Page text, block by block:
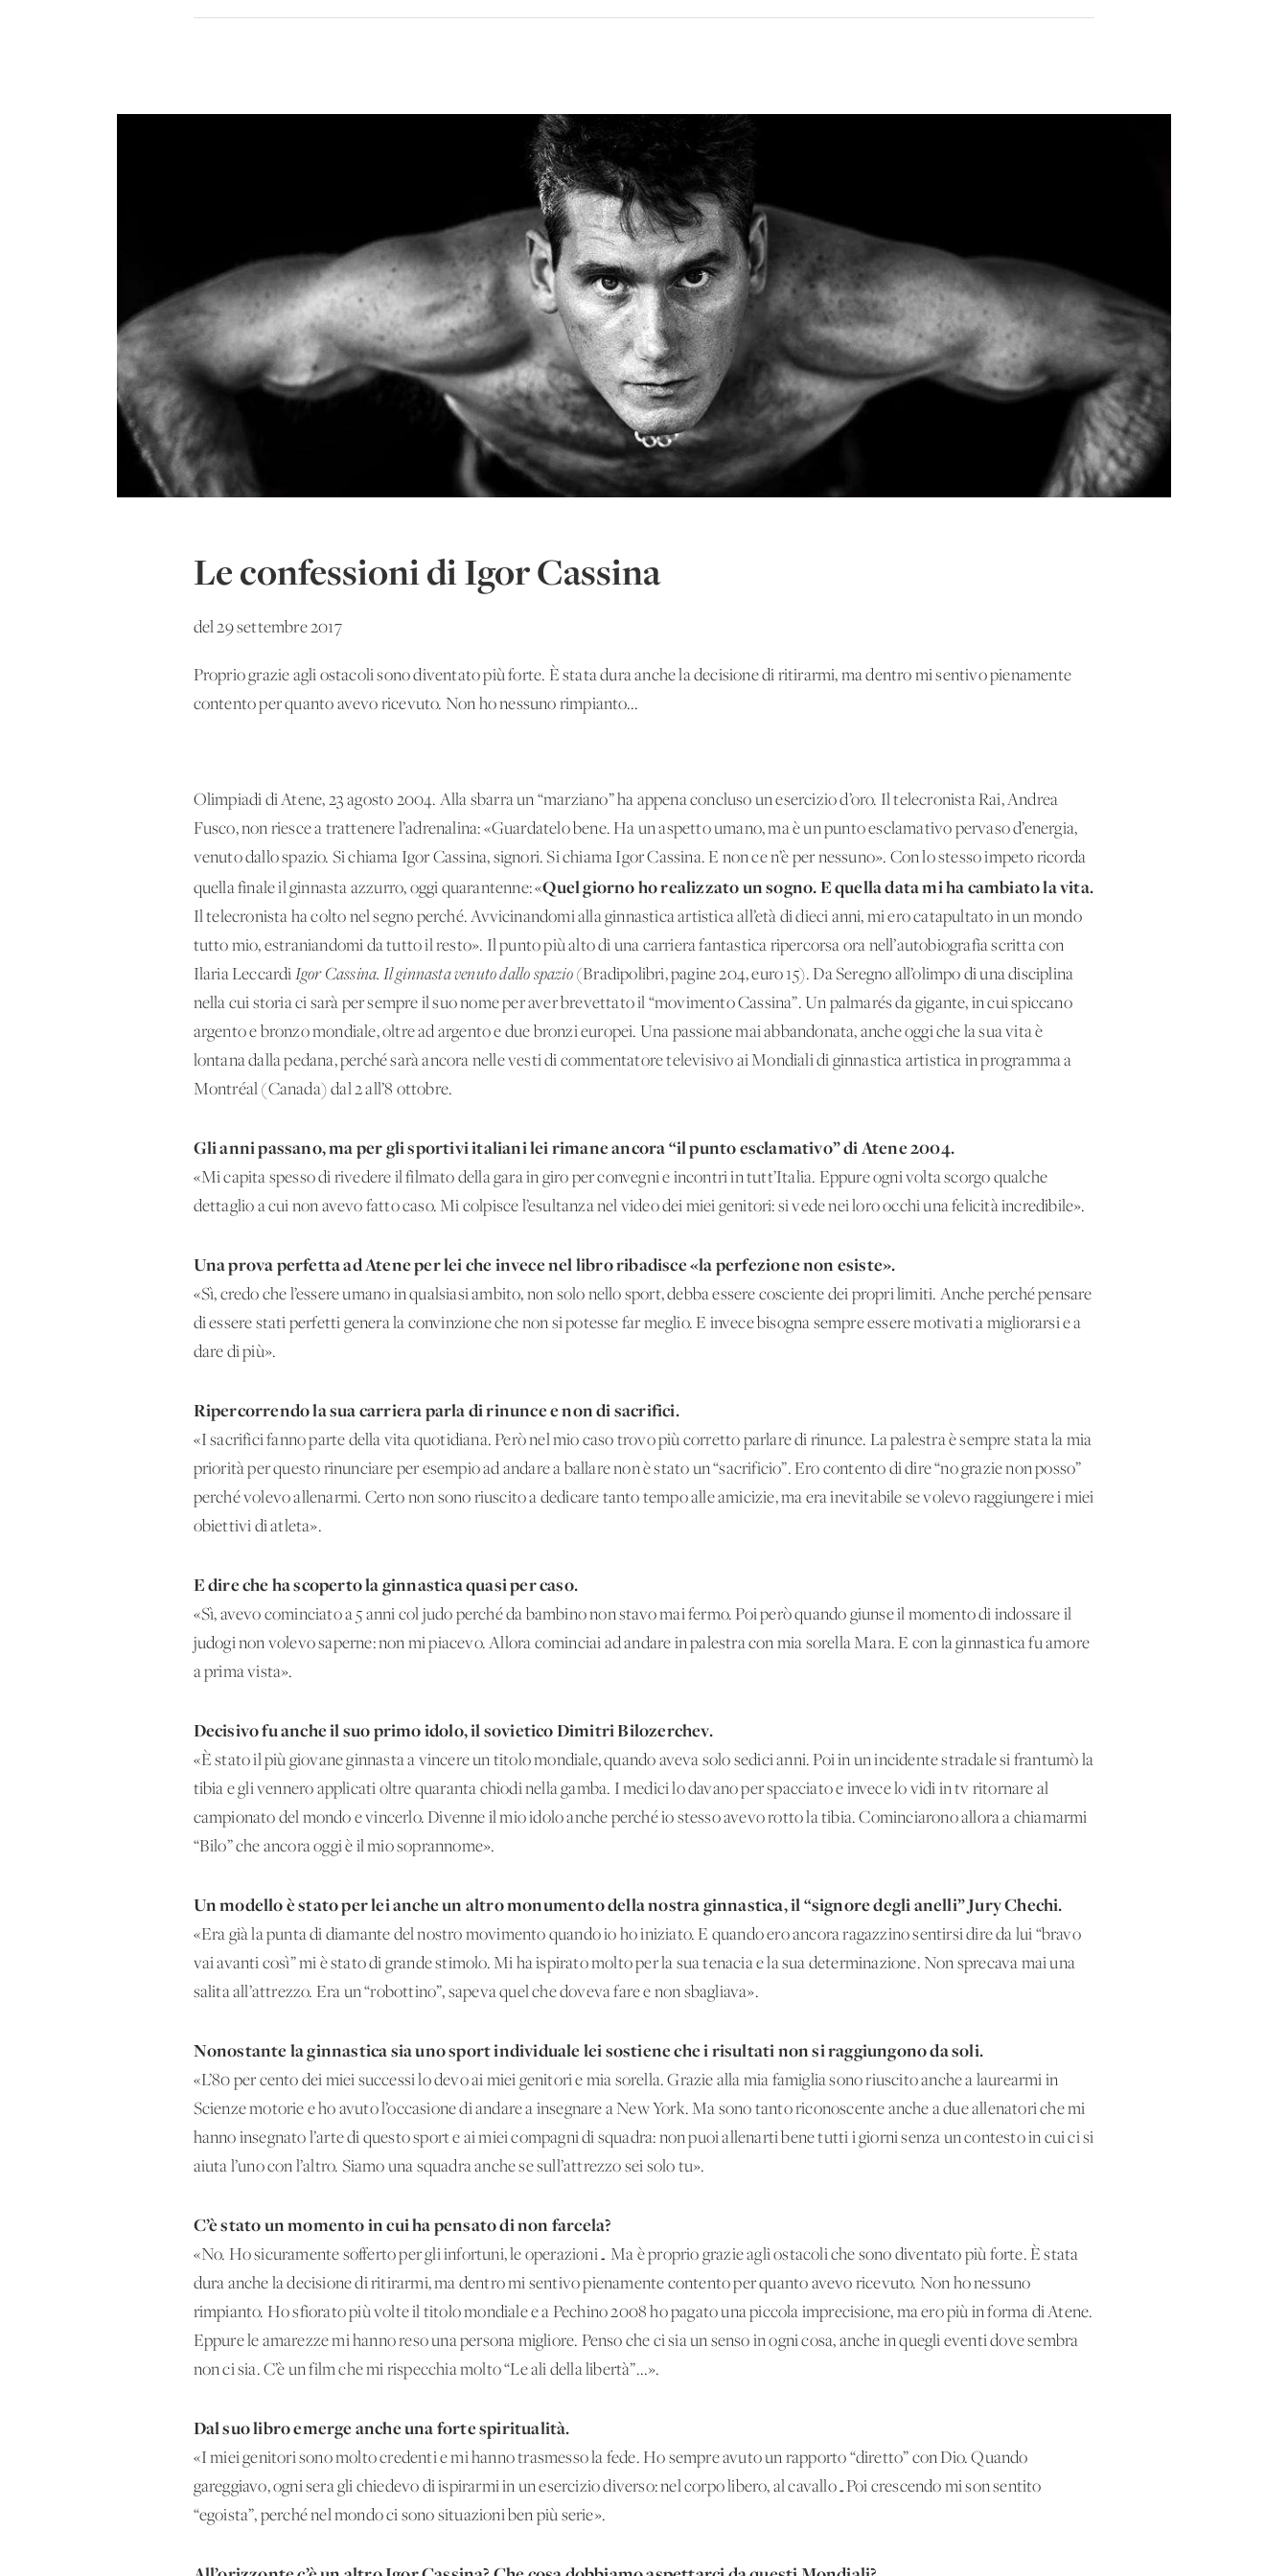
Le confessioni di Igor Cassina
del 29 settembre 2017
Proprio grazie agli ostacoli sono diventato più forte. È stata dura anche la decisione di ritirarmi, ma dentro mi sentivo pienamente
contento per quanto avevo ricevuto. Non ho nessuno rimpianto...
Olimpiadi di Atene, 23 agosto 2004. Alla sbarra un “marziano” ha appena concluso un esercizio d’oro. Il telecronista Rai, Andrea
Fusco, non riesce a trattenere l’adrenalina: «Guardatelo bene. Ha un aspetto umano, ma è un punto esclamativo pervaso d’energia,
venuto dallo spazio. Si chiama Igor Cassina, signori. Si chiama Igor Cassina. E non ce n’è per nessuno». Con lo stesso impeto ricorda
quella finale il ginnasta azzurro, oggi quarantenne: «Quel giorno ho realizzato un sogno. E quella data mi ha cambiato la vita.
Il telecronista ha colto nel segno perché. Avvicinandomi alla ginnastica artistica all’età di dieci anni, mi ero catapultato in un mondo
tutto mio, estraniandomi da tutto il resto». Il punto più alto di una carriera fantastica ripercorsa ora nell’autobiografia scritta con
Ilaria Leccardi Igor Cassina. Il ginnasta venuto dallo spazio (Bradipolibri, pagine 204, euro 15). Da Seregno all’olimpo di una disciplina
nella cui storia ci sarà per sempre il suo nome per aver brevettato il “movimento Cassina”. Un palmarés da gigante, in cui spiccano
argento e bronzo mondiale, oltre ad argento e due bronzi europei. Una passione mai abbandonata, anche oggi che la sua vita è
lontana dalla pedana, perché sarà ancora nelle vesti di commentatore televisivo ai Mondiali di ginnastica artistica in programma a
Montréal (Canada) dal 2 all’8 ottobre.
Gli anni passano, ma per gli sportivi italiani lei rimane ancora “il punto esclamativo”di Atene 2004.
«Mi capita spesso di rivedere il filmato della gara in giro per convegni e incontri in tutt’Italia. Eppure ogni volta scorgo qualche
dettaglio a cui non avevo fatto caso. Mi colpisce l’esultanza nel video dei miei genitori: si vede nei loro occhi una felicità incredibile».
Una prova perfetta ad Atene per lei che invece nel libro ribadisce «la perfezione non esiste».
«Sì, credo che l’essere umano in qualsiasi ambito, non solo nello sport, debba essere cosciente dei propri limiti. Anche perché pensare
di essere stati perfetti genera la convinzione che non si potesse far meglio. E invece bisogna sempre essere motivati a migliorarsi e a
dare di più».
Ripercorrendo la sua carriera parla di rinuncee non di sacrifici.
«I sacrifici fanno parte della vita quotidiana. Però nel mio caso trovo più corretto parlare di rinunce. La palestra è sempre stata la mia
priorità per questo rinunciare per esempio ad andare a ballare non è stato un “sacrificio”. Ero contento di dire “no grazie non posso”
perché volevo allenarmi. Certo non sono riuscito a dedicare tanto tempo alle amicizie, ma era inevitabile se volevo raggiungere i miei
obiettivi di atleta».
E dire che ha scoperto la ginnastica quasiper caso.
«Sì, avevo cominciato a 5 anni col judo perché da bambino non stavo mai fermo. Poi però quando giunse il momento di indossare il
judogi non volevo saperne: non mi piacevo. Allora cominciai ad andare in palestra con mia sorella Mara. E con la ginnastica fu amore
a prima vista».
Decisivo fu anche il suo primo idolo, il sovietico Dimitri Bilozerchev.
«È stato il più giovane ginnasta a vincere un titolo mondiale, quando aveva solo sedici anni. Poi in un incidente stradale si frantumò la
tibia e gli vennero applicati oltre quaranta chiodi nella gamba. I medici lo davano per spacciato e invece lo vidi in tv ritornare al
campionato del mondo e vincerlo. Divenne il mio idolo anche perché io stesso avevo rotto la tibia. Cominciarono allora a chiamarmi
“Bilo” che ancora oggi è il mio soprannome».
Un modello è stato per lei anche un altro monumento della nostra ginnastica, il “signore degli anelli” Jury Chechi.
«Era già la punta di diamante del nostro movimento quando io ho iniziato. E quando ero ancora ragazzino sentirsi dire da lui “bravo
vai avanti così” mi è stato di grande stimolo. Mi ha ispirato molto per la sua tenacia e la sua determinazione. Non sprecava mai una
salita all’attrezzo. Era un “robottino”, sapeva quel che doveva fare e non sbagliava».
Nonostante la ginnastica sia uno sport individuale lei sostiene che i risultati non si raggiungono da soli.
«L’80 per cento dei miei successi lo devo ai miei genitori e mia sorella. Grazie alla mia famiglia sono riuscito anche a laurearmi in
Scienze motorie e ho avuto l’occasione di andare a insegnare a New York. Ma sono tanto riconoscente anche a due allenatori che mi
hanno insegnato l’arte di questo sport e ai miei compagni di squadra: non puoi allenarti bene tutti i giorni senza un contesto in cui ci si
aiuta l’uno con l’altro. Siamo una squadra anche se sull’attrezzo sei solo tu».
C’è stato un momento in cui ha pensatodi non farcela?
«No. Ho sicuramente sofferto per gli infortuni, le operazioni… Ma è proprio grazie agli ostacoli che sono diventato più forte. È stata
dura anche la decisione di ritirarmi, ma dentro mi sentivo pienamente contento per quanto avevo ricevuto. Non ho nessuno
rimpianto. Ho sfiorato più volte il titolo mondiale e a Pechino 2008 ho pagato una piccola imprecisione, ma ero più in forma di Atene.
Eppure le amarezze mi hanno reso una persona migliore. Penso che ci sia un senso in ogni cosa, anche in quegli eventi dove sembra
non ci sia. C’è un film che mi rispecchia molto “Le ali della libertà”...».
Dal suo libro emerge anche una forte spiritualità.
«I miei genitori sono molto credenti e mi hanno trasmesso la fede. Ho sempre avuto un rapporto “diretto” con Dio. Quando
gareggiavo, ogni sera gli chiedevo di ispirarmi in un esercizio diverso: nel corpo libero, al cavallo…Poi crescendo mi son sentito
“egoista”, perché nel mondo ci sono situazioni ben più serie».